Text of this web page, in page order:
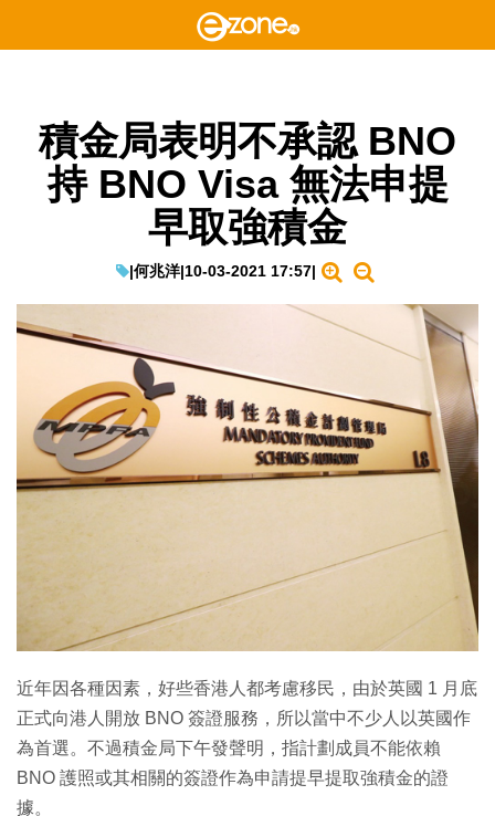
積金局表明不承認 BNO
持 BNO Visa 無法申提
早取強積金
|何兆洋|10-03-2021 17:57|
近年因各種因素，好些香港人都考慮移民，由於英國 1 月底
正式向港人開放 BNO 簽證服務，所以當中不少人以英國作
為首選。不過積金局下午發聲明，指計劃成員不能依賴
BNO 護照或其相關的簽證作為申請提早提取強積金的證
據。